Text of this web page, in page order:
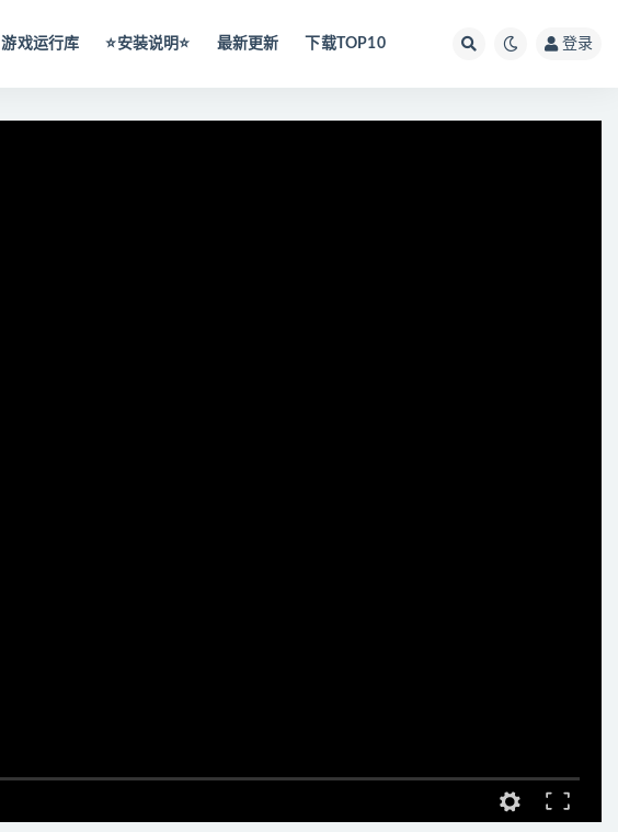
游戏运行库 ⭐️安装说明⭐️ 最新更新 下载TOP10 登录